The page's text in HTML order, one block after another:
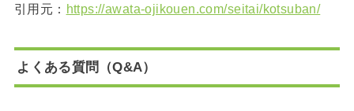
引用元： https://awata-ojikouen.com/seitai/kotsuban/
よくある質問（Q&A）